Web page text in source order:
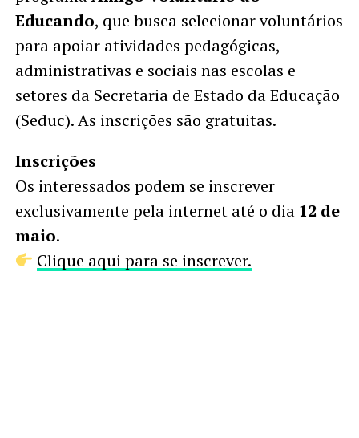
Educando, que busca selecionar voluntários
para apoiar atividades pedagógicas,
administrativas e sociais nas escolas e
setores da Secretaria de Estado da Educação
(Seduc). As inscrições são gratuitas.
Inscrições
Os interessados podem se inscrever
exclusivamente pela internet até o dia 12 de
maio.
Clique aqui para se inscrever.